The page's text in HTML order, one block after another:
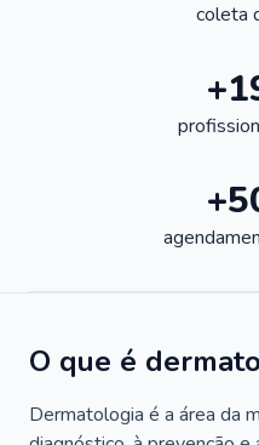
coleta
O que é
Dermatologia é a área da